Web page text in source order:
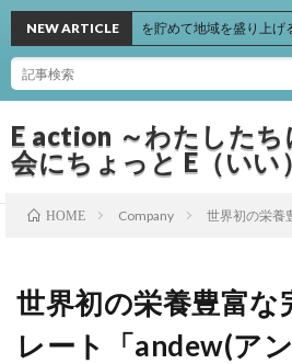
E action ～わたした
会にちょっと E（いい
NEW ARTICLE
ポイントを貯めて地域を盛り上げる！
HOME Company 世界初の栄養
世界初の栄養豊富な
レート「andew(ア